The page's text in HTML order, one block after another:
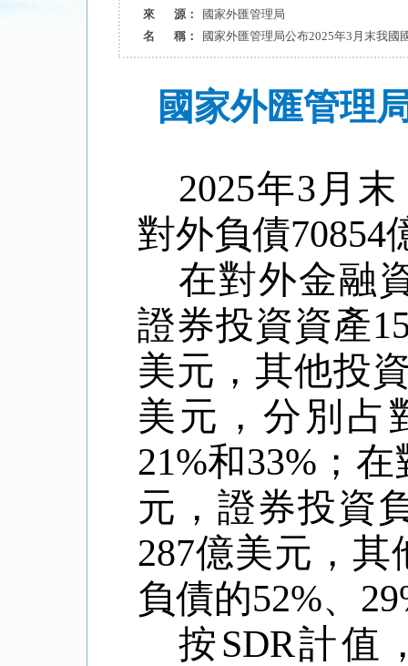
來 源：
國家外匯管理局
名 稱：
國家外匯管理局公布2025年3月末我國
國家外匯管理
2025年3 月
對外負債70854
在對外金融
證券投資資產
美元，其他投
美元，分別占
21%和33% ；
元，證券投資
287億美元，其
負債的52%、
按SDR計值